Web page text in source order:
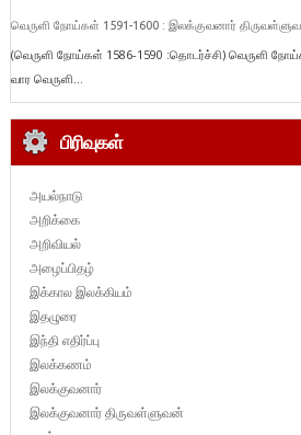
வெருளி நோய்கள் 1591-1600 : இலக்குவனார்
(வெருளி நோய்கள் 1586-1590 :தொடர்ச்சி) வெருளி
வார வெருளி...
பிரிவுகள்
அயல்நாடு
அறிக்கை
அறிவியல்
அழைப்பிதழ்
இக்கால இலக்கியம்
இதழுரை
இந்தி எதிர்ப்பு
இலக்கணம்
இலக்குவனார்
இலக்குவனார் திருவள்ளுவன்